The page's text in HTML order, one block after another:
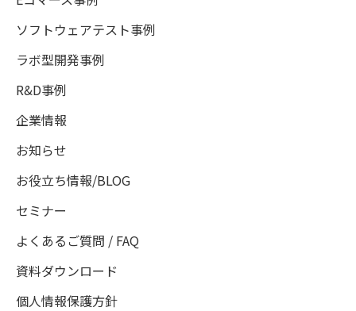
ソフトウェアテスト事例
ラボ型開発事例
R&D事例
企業情報
お知らせ
お役立ち情報/BLOG
セミナー
よくあるご質問 / FAQ
資料ダウンロード
個人情報保護方針